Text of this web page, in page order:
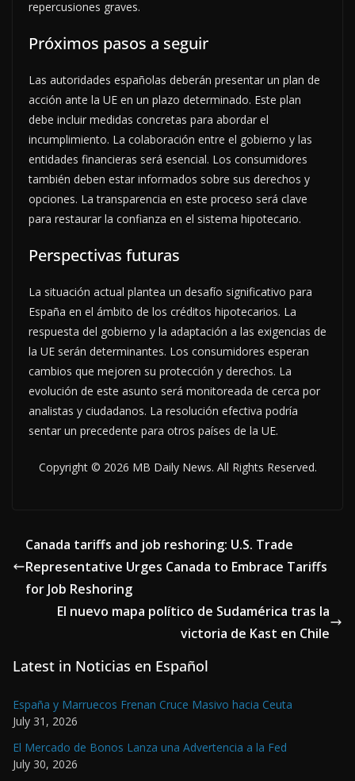
repercusiones graves.
Próximos pasos a seguir
Las autoridades españolas deberán presentar un plan de
acción ante la UE en un plazo determinado. Este plan
debe incluir medidas concretas para abordar el
incumplimiento. La colaboración entre el gobierno y las
entidades financieras será esencial. Los consumidores
también deben estar informados sobre sus derechos y
opciones. La transparencia en este proceso será clave
para restaurar la confianza en el sistema hipotecario.
Perspectivas futuras
La situación actual plantea un desafío significativo para
España en el ámbito de los créditos hipotecarios. La
respuesta del gobierno y la adaptación a las exigencias de
la UE serán determinantes. Los consumidores esperan
cambios que mejoren su protección y derechos. La
evolución de este asunto será monitoreada de cerca por
analistas y ciudadanos. La resolución efectiva podría
sentar un precedente para otros países de la UE.
Copyright © 2026 MB Daily News. All Rights Reserved.
Canada tariffs and job reshoring: U.S. Trade
Representative Urges Canada to Embrace Tariffs
for Job Reshoring
El nuevo mapa político de Sudamérica tras la
victoria de Kast en Chile
Latest in Noticias en Español
España y Marruecos Frenan Cruce Masivo hacia Ceuta
July 31, 2026
El Mercado de Bonos Lanza una Advertencia a la Fed
July 30, 2026